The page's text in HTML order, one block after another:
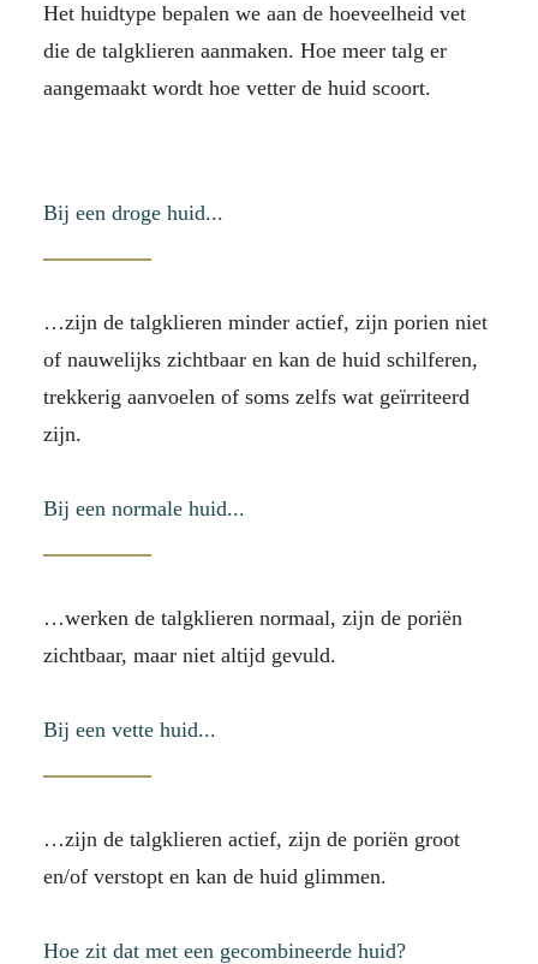
Het huidtype bepalen we aan de hoeveelheid vet
die de talgklieren aanmaken. Hoe meer talg er
aangemaakt wordt hoe vetter de huid scoort.
Bij een droge huid...
…zijn de talgklieren minder actief, zijn porien niet
of nauwelijks zichtbaar en kan de huid schilferen,
trekkerig aanvoelen of soms zelfs wat geïrriteerd
zijn.
Bij een normale huid...
…werken de talgklieren normaal, zijn de poriën
zichtbaar, maar niet altijd gevuld.
Bij een vette huid...
…zijn de talgklieren actief, zijn de poriën groot
en/of verstopt en kan de huid glimmen.
Hoe zit dat met een gecombineerde huid?